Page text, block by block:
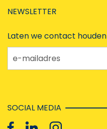
NEWSLETTER
Laten we contact houden
e-mailadres
SOCIAL MEDIA